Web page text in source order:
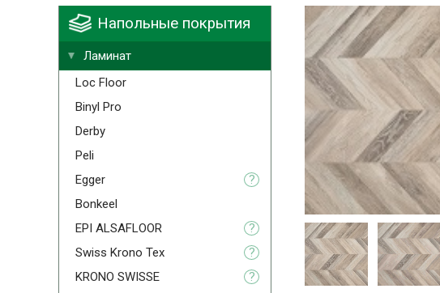
Напольные покрытия
Ламинат
Loc Floor
Binyl Pro
Derby
Peli
Egger
?
Bonkeel
EPI ALSAFLOOR
?
Swiss Krono Tex
?
KRONO SWISSE
?